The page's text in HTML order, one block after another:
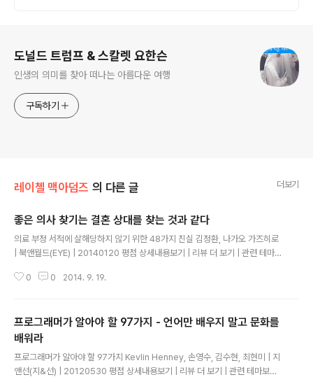
도널드 트럼프 & 스칼렛 요한슨
인생의 의미를 찾아 떠나는 아름다운 여행
구독하기
레이첼 맥아덤즈 의 다른 글 더보기
좋은 의사 찾기는 결혼 상대를 찾는 것과 같다
의료 부정 서적에 살해당하지 않기 위한 48가지 진실 김정환, 나가오 가즈히로
| 북앤월드(EYE) | 20140120 평점 상세내용보기 | 리뷰 더 보기 | 관련 테마보
다. 아무리 사이가 좋아도 진료 행위를 하는 쪽과 받는 쪽이라는 차이가 있다. 처
했는데, 환자는 "앞으로 3개월밖에 안 남았다면서 의사가 나를 버렸어!" 라고 비
관적으로 받아들인 경우도 몇 번 있었다. 나중에 그 사실을 알고 아연실색했지
만, 말이라는 것이 이처럼 의도와는 다르게 받아들여질 수도 있다. 의사와 환자
인 ..
0 0 2014. 9. 19.
프로그래머가 알아야 할 97가지 - 언어만 배우지 말고 문화를
배워라
프로그래머가 알아야 할 97가지 Kevlin Henney, 손영수, 김수현, 최현미 | 지
앤선(지&선) | 20120530 평점 상세내용보기 | 리뷰 더 보기 | 관련 테마보기